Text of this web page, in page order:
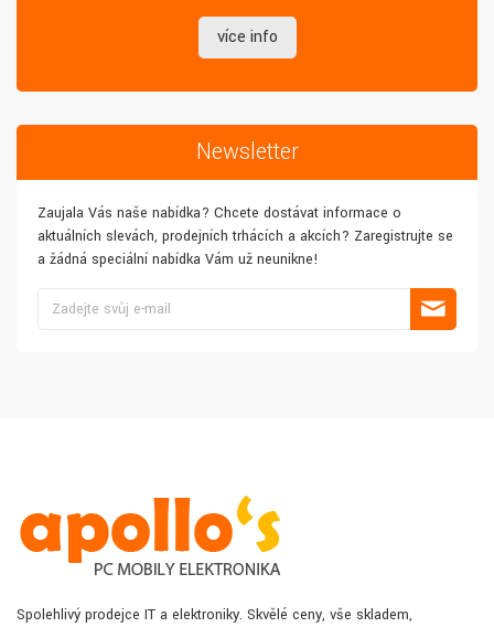
více info
Newsletter
Zaujala Vás naše nabídka? Chcete dostávat informace o
aktuálních slevách, prodejních trhácích a akcích? Zaregistrujte se
a žádná speciální nabídka Vám už neunikne!
Spolehlivý prodejce IT a elektroniky. Skvělé ceny, vše skladem,